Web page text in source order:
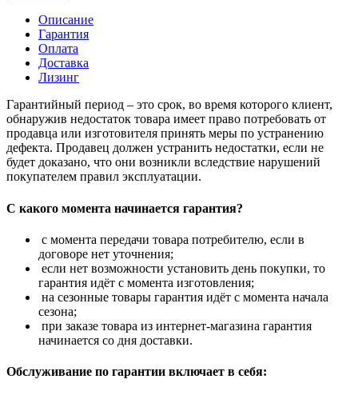
Описание
Гарантия
Оплата
Доставка
Лизинг
Гарантийный период – это срок, во время которого клиент,
обнаружив недостаток товара имеет право потребовать от
продавца или изготовителя принять меры по устранению
дефекта. Продавец должен устранить недостатки, если не
будет доказано, что они возникли вследствие нарушений
покупателем правил эксплуатации.
С какого момента начинается гарантия?
с момента передачи товара потребителю, если в
договоре нет уточнения;
если нет возможности установить день покупки, то
гарантия идёт с момента изготовления;
на сезонные товары гарантия идёт с момента начала
сезона;
при заказе товара из интернет-магазина гарантия
начинается со дня доставки.
Обслуживание по гарантии включает в себя: